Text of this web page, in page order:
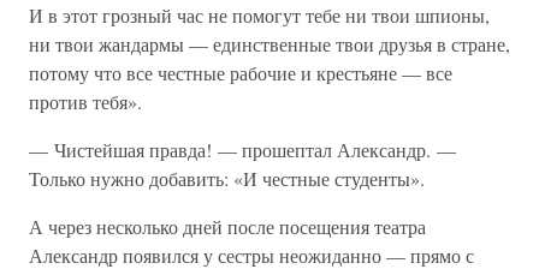
И в этот грозный час не помогут тебе ни твои шпионы,
ни твои жандармы — единственные твои друзья в стране,
потому что все честные рабочие и крестьяне — все
против тебя».
— Чистейшая правда! — прошептал Александр. —
Только нужно добавить: «И честные студенты».
А через несколько дней после посещения театра
Александр появился у сестры неожиданно — прямо с